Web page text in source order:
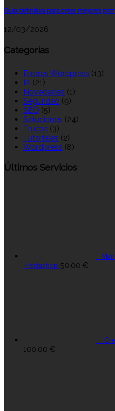
Guía definitiva para crear mejores
12/03/2026
Categorías
Errores Wordpress (13)
IA (21)
Novedades (1)
Seguridad (9)
SEO (5)
Soluciones (24)
Trucos (3)
Tutoriales (2)
Wordpress (8)
Últimos Servicios
Prestashop 50,00 €
100,00 €